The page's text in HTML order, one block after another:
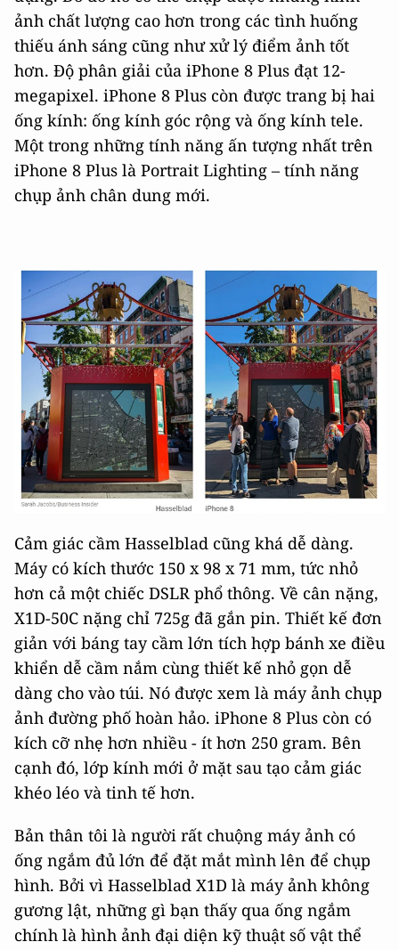
ảnh chất lượng cao hơn trong các tình huống
thiếu ánh sáng cũng như xử lý điểm ảnh tốt
hơn. Độ phân giải của iPhone 8 Plus đạt 12-
megapixel. iPhone 8 Plus còn được trang bị hai
ống kính: ống kính góc rộng và ống kính tele.
Một trong những tính năng ấn tượng nhất trên
iPhone 8 Plus là Portrait Lighting – tính năng
chụp ảnh chân dung mới.
Cảm giác cầm Hasselblad cũng khá dễ dàng.
Máy có kích thước 150 x 98 x 71 mm, tức nhỏ
hơn cả một chiếc DSLR phổ thông. Về cân nặng,
X1D-50C nặng chỉ 725g đã gắn pin. Thiết kế đơn
giản với báng tay cầm lớn tích hợp bánh xe điều
khiển dễ cầm nắm cùng thiết kế nhỏ gọn dễ
dàng cho vào túi. Nó được xem là máy ảnh chụp
ảnh đường phố hoàn hảo. iPhone 8 Plus còn có
kích cỡ nhẹ hơn nhiều - ít hơn 250 gram. Bên
cạnh đó, lớp kính mới ở mặt sau tạo cảm giác
khéo léo và tinh tế hơn.
Bản thân tôi là người rất chuộng máy ảnh có
ống ngắm đủ lớn để đặt mắt mình lên để chụp
hình. Bởi vì Hasselblad X1D là máy ảnh không
gương lật, những gì bạn thấy qua ống ngắm
chính là hình ảnh đại diện kỹ thuật số vật thể